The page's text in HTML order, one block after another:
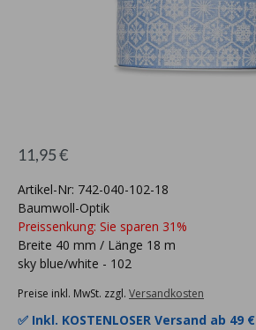
11,95 €
Artikel-Nr: 742-040-102-18
Baumwoll-Optik
Preissenkung: Sie sparen 31%
Breite 40 mm / Länge 18 m
sky blue/white - 102
Preise inkl. MwSt. zzgl. Versandkosten
✅ Inkl. KOSTENLOSER Versand ab 49 €